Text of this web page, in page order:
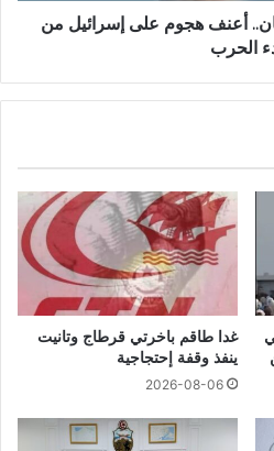
أعنف هجوم على إسرائيل من
الحرب
غدا طاقم باخرتي قرطاج وتانيت
ينفذ وقفة إحتجاجية
2026-08-06